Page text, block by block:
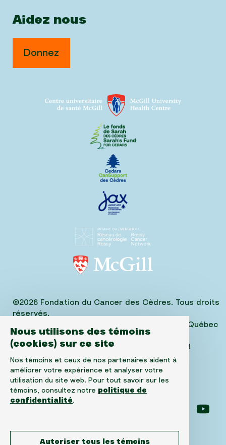
Nous utilisons des témoins
(cookies) sur ce site
Nos témoins et ceux de nos partenaires aident à
améliorer votre expérience et analyser votre
utilisation du site web. Pour tout savoir sur les
témoins, consultez notre politique de
confidentialité.
Autoriser tous les témoins
Aidez nous
Donnez
©2026 Fondation du Cancer des Cèdres. Tous droits
réservés.
1310, avenue Greene, Suite 520, Westmount, Québec
H3Z 2B2,
Téléphone: (514) 656-6662, Fax: (514) 303-1288
No. ARC 10520-2501-RR-0001
Suivez-nous sur instagram
Suivez-nous sur